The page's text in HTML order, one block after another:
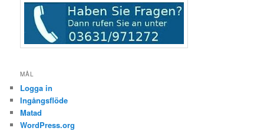
MÅL
Logga in
Ingångsflöde
Matad
WordPress.org